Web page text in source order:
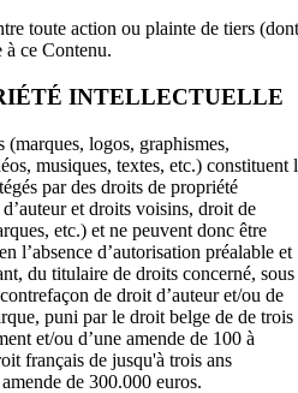
toute action ou plainte de tiers (dont
à ce Contenu.
INTELLECTUELLE
(marques, logos, graphismes,
musiques, textes, etc.) constituent
par des droits de propriété
et droits voisins, droit de
etc.) et ne peuvent donc être
l’absence d’autorisation préalable et
du titulaire de droits concerné, sous
de droit d’auteur et/ou de
puni par le droit belge de de trois
et/ou d’une amende de 100 à
français de jusqu'à trois ans
de 300.000 euros.